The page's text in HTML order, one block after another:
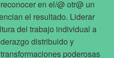
en el/@ otr@ un
el resultado. Liderar
del trabajo individual a
distribuido y
poderosas